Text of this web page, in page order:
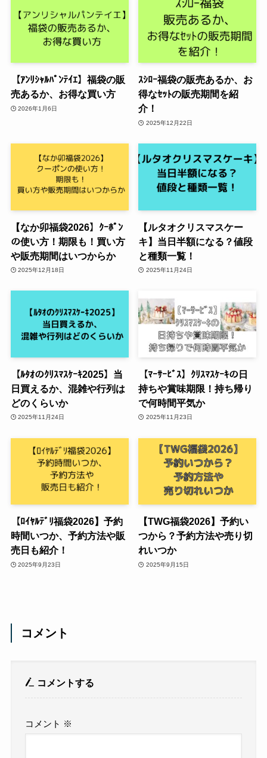
【ｱﾝﾘｼｬﾙﾊﾟﾝﾃｲｴ】福袋の販
売あるか、お得な買い方
2026年1月6日
ｽｼﾛｰ福袋の販売あるか、お
得なｾｯﾄの販売期間を紹
介！
2025年12月22日
【なか卯福袋2026】ｸｰﾎﾟﾝ
の使い方！期限も！買い方
や販売期間はいつからか
2025年12月18日
【ルタオクリスマスケー
キ】当日半額になる？値段
と種類一覧！
2025年11月24日
【ﾙﾀｵのｸﾘｽﾏｽｹｰｷ2025】当
日買えるか、混雑や行列は
どのくらいか
2025年11月24日
【ﾏｰｻｰﾋﾞｽ】ｸﾘｽﾏｽｹｰｷの日
持ちや賞味期限！持ち帰り
で何時間平気か
2025年11月23日
【ﾛｲﾔﾙﾃﾞﾘ福袋2026】予約
時間いつか、予約方法や販
売日も紹介！
2025年9月23日
【TWG福袋2026】予約い
つから？予約方法や売り切
れいつか
2025年9月15日
コメント
コメントする
コメント ※